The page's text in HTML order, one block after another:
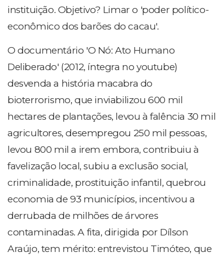
instituição. Objetivo? Limar o 'poder político-
econômico dos barões do cacau'.
O documentário 'O Nó: Ato Humano
Deliberado' (2012, íntegra no youtube)
desvenda a história macabra do
bioterrorismo, que inviabilizou 600 mil
hectares de plantações, levou à falência 30 mil
agricultores, desempregou 250 mil pessoas,
levou 800 mil a irem embora, contribuiu à
favelização local, subiu a exclusão social,
criminalidade, prostituição infantil, quebrou
economia de 93 municípios, incentivou a
derrubada de milhões de árvores
contaminadas. A fita, dirigida por Dílson
Araújo, tem mérito: entrevistou Timóteo, que